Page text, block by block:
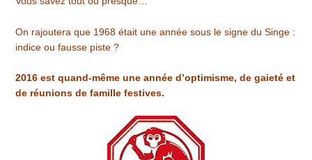
On rajoutera que 1968 était une année sous le signe du Singe :
indice ou fausse piste ?
2016 est quand-même une année d’optimisme, de gaieté et
de réunions de famille festives.